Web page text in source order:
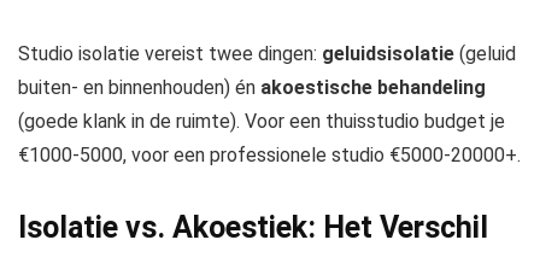
Studio isolatie vereist twee dingen: geluidsisolatie (geluid
buiten- en binnenhouden) én akoestische behandeling
(goede klank in de ruimte). Voor een thuisstudio budget je
€1000-5000, voor een professionele studio €5000-20000+.
Isolatie vs. Akoestiek: Het Verschil